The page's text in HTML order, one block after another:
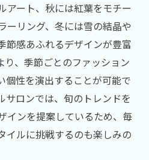
アート、秋には紅葉をモチー
ーリング、冬には雪の結晶や
節感あふれるデザインが豊富
り、季節ごとのファッション
個性を演出することが可能で
サロンでは、旬のトレンドを
インを提案しているため、毎
イルに挑戦するのも楽しみの